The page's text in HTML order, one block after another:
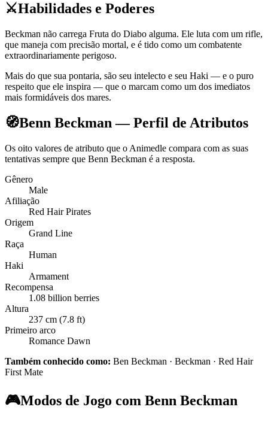
⚔️Habilidades e Poderes
Beckman não carrega Fruta do Diabo alguma. Ele luta com um rifle,
que maneja com precisão mortal, e é tido como um combatente
extraordinariamente perigoso.
Mais do que sua pontaria, são seu intelecto e seu Haki — e o puro
respeito que ele inspira — que o marcam como um dos imediatos
mais formidáveis dos mares.
🧭Benn Beckman — Perfil de Atributos
Os oito valores de atributo que o Animedle compara com as suas
tentativas sempre que Benn Beckman é a resposta.
Gênero
Male
Afiliação
Red Hair Pirates
Origem
Grand Line
Raça
Human
Haki
Armament
Recompensa
1.08 billion berries
Altura
237 cm (7.8 ft)
Primeiro arco
Romance Dawn
Também conhecido como: Ben Beckman · Beckman · Red Hair
First Mate
🎮Modos de Jogo com Benn Beckman